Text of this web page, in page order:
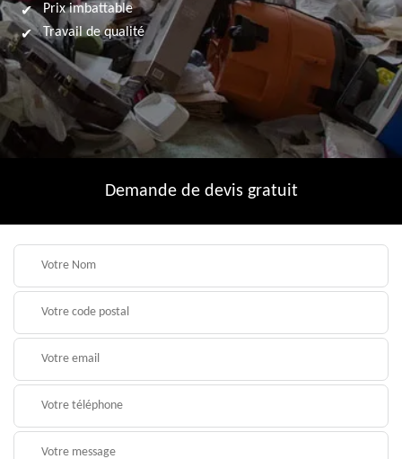
Prix imbattable
Travail de qualité
Demande de devis gratuit